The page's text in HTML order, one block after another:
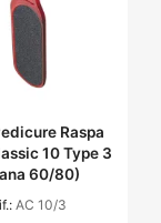
Raspa
10 Type 3
60/80)
AC 10/3